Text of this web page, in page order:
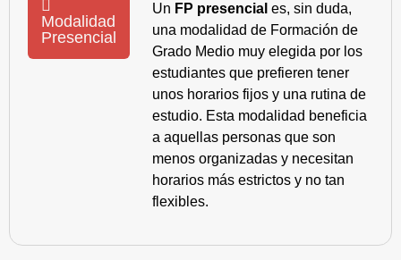
Modalidad
Presencial
Un FP presencial es, sin duda,
una modalidad de Formación de
Grado Medio muy elegida por los
estudiantes que prefieren tener
unos horarios fijos y una rutina de
estudio. Esta modalidad beneficia
a aquellas personas que son
menos organizadas y necesitan
horarios más estrictos y no tan
flexibles.